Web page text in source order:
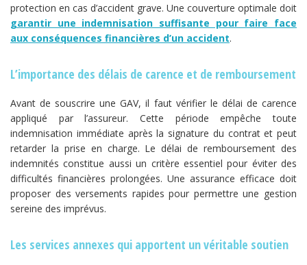
protection en cas d’accident grave. Une couverture optimale doit
garantir une indemnisation suffisante pour faire face
aux conséquences financières d’un accident.
L’importance des délais de carence et de remboursement
Avant de souscrire une GAV, il faut vérifier le délai de carence
appliqué par l’assureur. Cette période empêche toute
indemnisation immédiate après la signature du contrat et peut
retarder la prise en charge. Le délai de remboursement des
indemnités constitue aussi un critère essentiel pour éviter des
difficultés financières prolongées. Une assurance efficace doit
proposer des versements rapides pour permettre une gestion
sereine des imprévus.
Les services annexes qui apportent un véritable soutien